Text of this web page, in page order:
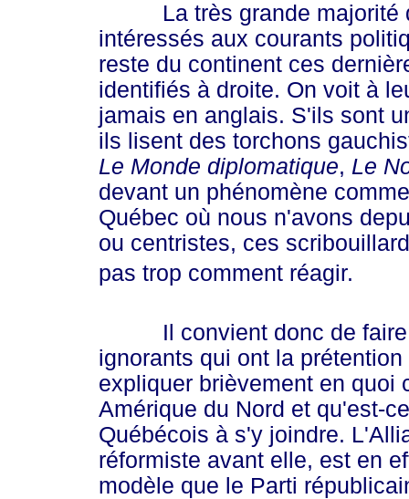
La très grande majorité
intéressés aux courants
reste du continent ces
identifiés à droite. On voit à
jamais en anglais. S'ils sont
ils lisent des torchons
Le Monde diplomatique, Le
devant un phénomène
Québec où nous n'avons
ou centristes, ces
pas trop comment réagir.
Il convient donc de faire
ignorants qui ont la
expliquer brièvement en quoi
Amérique du Nord et qu'est-
Québécois à s'y joindre.
réformiste avant elle, est en
modèle que le Parti